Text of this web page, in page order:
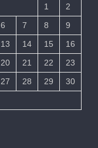
1
2
6 7 8
9
13 14 15
16
20 21 22
23
27 28 29
30